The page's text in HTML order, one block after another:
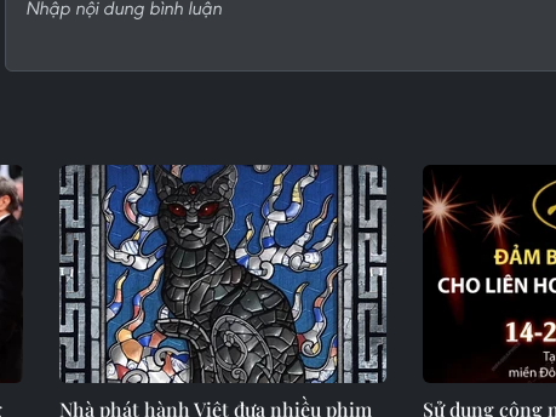
Nhà phát hành Việt đưa nhiều phim
Sử dụng công